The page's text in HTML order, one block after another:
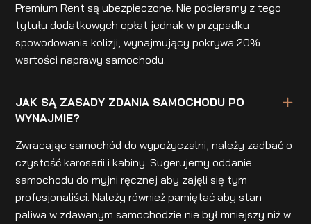
Premium Rent są ubezpieczone. Nie pobieramy z tego
tytułu dodatkowych opłat jednak w przypadku
spowodowania kolizji, wynajmujący pokrywa 20%
wartości naprawy samochodu.
JAK SĄ ZASADY ZDANIA SAMOCHODU PO
WYNAJMIE?
Zwracając samochód do wypożyczalni, należy zadbać o
czystość karoserii i kabiny. Sugerujemy oddanie
samochodu do myjni ręcznej aby zajęli się tym
profesjonaliści. Należy również pamiętać aby stan
paliwa w zdawanym samochodzie nie był mniejszy niż w